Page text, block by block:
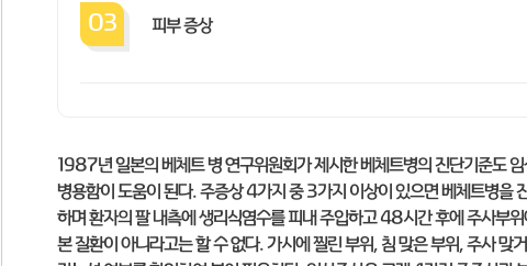
03 피부 증상
1987년 일본의 베체트 병 연구위원회가 제시한 베체트병의 진단기준도
병용함이 도움이 된다. 주증상 4가지 중 3가지 이상이 있으면 베체트병을
하며 환자의 팔 내측에 생리식염수를 피내 주입하고 48시간 후에 주사부
본 질환이 아니라고는 할 수 없다. 가시에 찔린 부위, 침 맞은 부위, 주사